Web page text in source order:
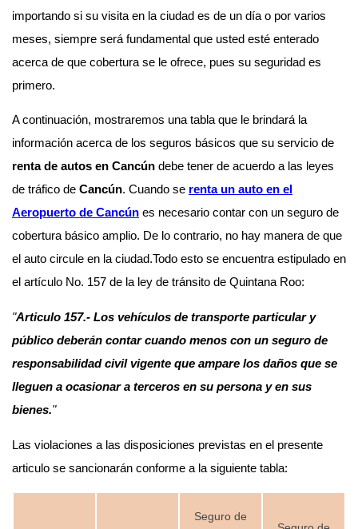
importando si su visita en la ciudad es de un día o por varios
meses, siempre será fundamental que usted esté enterado
acerca de que cobertura se le ofrece, pues su seguridad es
primero.
A continuación, mostraremos una tabla que le brindará la
información acerca de los seguros básicos que su servicio de
renta de autos en Cancún debe tener de acuerdo a las leyes
de tráfico de Cancún. Cuando se renta un auto en el
Aeropuerto de Cancún es necesario contar con un seguro de
cobertura básico amplio. De lo contrario, no hay manera de que
el auto circule en la ciudad.Todo esto se encuentra estipulado en
el artículo No. 157 de la ley de tránsito de Quintana Roo:
"Articulo 157.- Los vehículos de transporte particular y
público deberán contar cuando menos con un seguro de
responsabilidad civil vigente que ampare los daños que se
lleguen a ocasionar a terceros en su persona y en sus
bienes."
Las violaciones a las disposiciones previstas en el presente
articulo se sancionarán conforme a la siguiente tabla:
Seguro de